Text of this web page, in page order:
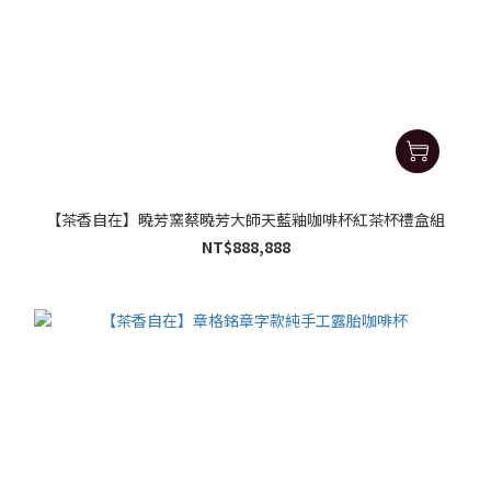
【茶香自在】曉芳窯蔡曉芳大師天藍釉咖啡杯紅茶杯禮盒組
NT$888,888